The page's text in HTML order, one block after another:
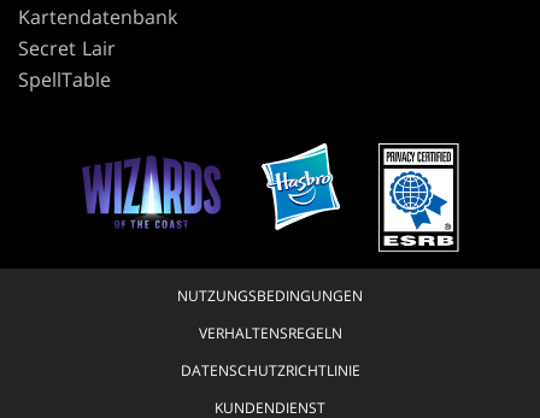
Kartendatenbank
Secret Lair
SpellTable
NUTZUNGSBEDINGUNGEN
VERHALTENSREGELN
DATENSCHUTZRICHTLINIE
KUNDENDIENST